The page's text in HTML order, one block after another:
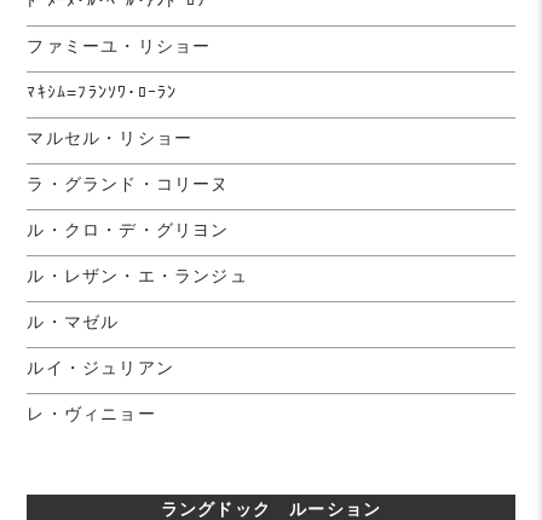
ファミーユ・リショー
ﾏｷｼﾑ=ﾌﾗﾝｿﾜ･ﾛｰﾗﾝ
マルセル・リショー
ラ・グランド・コリーヌ
ル・クロ・デ・グリヨン
ル・レザン・エ・ランジュ
ル・マゼル
ルイ・ジュリアン
レ・ヴィニョー
ラングドック ルーション